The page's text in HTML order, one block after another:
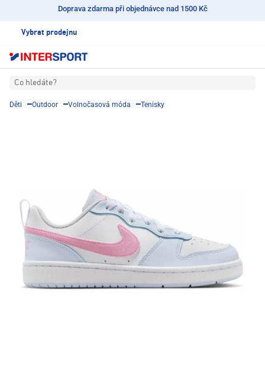
Doprava zdarma při objednávce nad 1500 Kč
Vybrat prodejnu
Co hledáte?
Děti Outdoor Volnočasová móda Tenisky